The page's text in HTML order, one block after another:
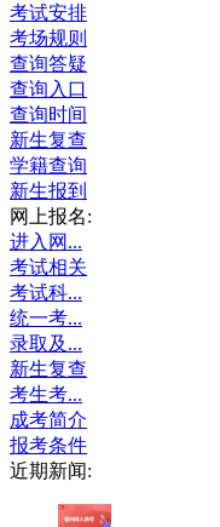
考试安排
考场规则
查询答疑
查询入口
查询时间
新生复查
学籍查询
新生报到
网上报名:
进入网...
考试相关
考试科...
统一考...
录取及...
新生复查
考生考...
成考简介
报考条件
近期新闻: